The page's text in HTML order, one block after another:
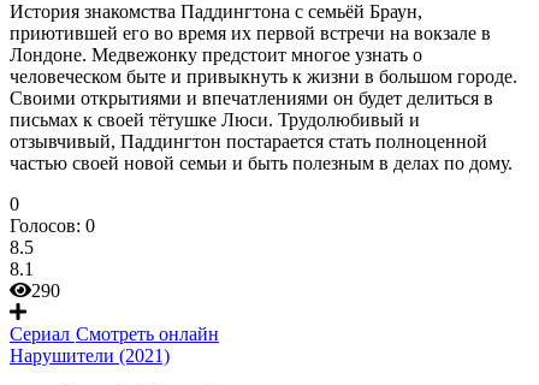
История знакомства Паддингтона с семьёй Браун,
приютившей его во время их первой встречи на вокзале в
Лондоне. Медвежонку предстоит многое узнать о
человеческом быте и привыкнуть к жизни в большом городе.
Своими открытиями и впечатлениями он будет делиться в
письмах к своей тётушке Люси. Трудолюбивый и
отзывчивый, Паддингтон постарается стать полноценной
частью своей новой семьи и быть полезным в делах по дому.
0
Голосов: 0
8.5
8.1
290
Сериал Смотреть онлайн
Нарушители (2021)